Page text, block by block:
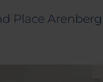
Place Arenberg